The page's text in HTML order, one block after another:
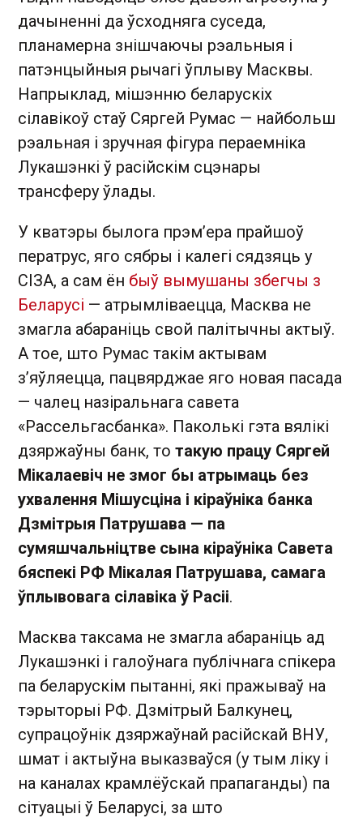
дачыненні да ўсходняга суседа,
планамерна знішчаючы рэальныя і
патэнцыйныя рычагі ўплыву Масквы.
Напрыклад, мішэнню беларускіх
сілавікоў стаў Сяргей Румас — найбольш
рэальная і зручная фігура пераемніка
Лукашэнкі ў расійскім сцэнары
трансферу ўлады.
У кватэры былога прэм’ера прайшоў
ператрус, яго сябры і калегі сядзяць у
СІЗА, а сам ён быў вымушаны збегчы з
Беларусі — атрымліваецца, Масква не
змагла абараніць свой палітычны актыў.
А тое, што Румас такім актывам
з’яўляецца, пацвярджае яго новая пасада
— чалец назіральнага савета
«Рассельгасбанка». Паколькі гэта вялікі
дзяржаўны банк, то такую працу Сяргей
Мікалаевіч не змог бы атрымаць без
ухвалення Мішусціна і кіраўніка банка
Дзмітрыя Патрушава — па
сумяшчальніцтве сына кіраўніка Савета
бяспекі РФ Мікалая Патрушава, самага
ўплывовага сілавіка ў Расіі.
Масква таксама не змагла абараніць ад
Лукашэнкі і галоўнага публічнага спікера
па беларускім пытанні, які пражываў на
тэрыторыі РФ. Дзмітрый Балкунец,
супрацоўнік дзяржаўнай расійскай ВНУ,
шмат і актыўна выказваўся (у тым ліку і
на каналах крамлёўскай прапаганды) па
сітуацыі ў Беларусі, за што